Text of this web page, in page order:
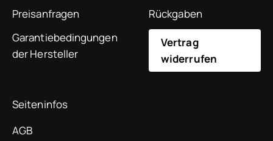
Preisanfragen
Garantiebedingungen
der Hersteller
Rückgaben
Vertrag
widerrufen
Seiteninfos
AGB